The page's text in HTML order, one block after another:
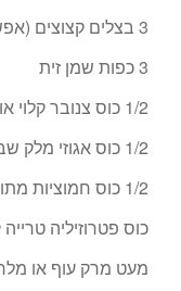
3 בצלים קצוצים (אפשר בצל סגול)
3 כפות שמן זית
1/2 כוס צנובר קלוי או טבעי
1/2 כוס אגוזי מלק שבורים גס
1/2 כוס חמוציות מתוקות
כוס פטרוזיליה
מעט מרק עוף או